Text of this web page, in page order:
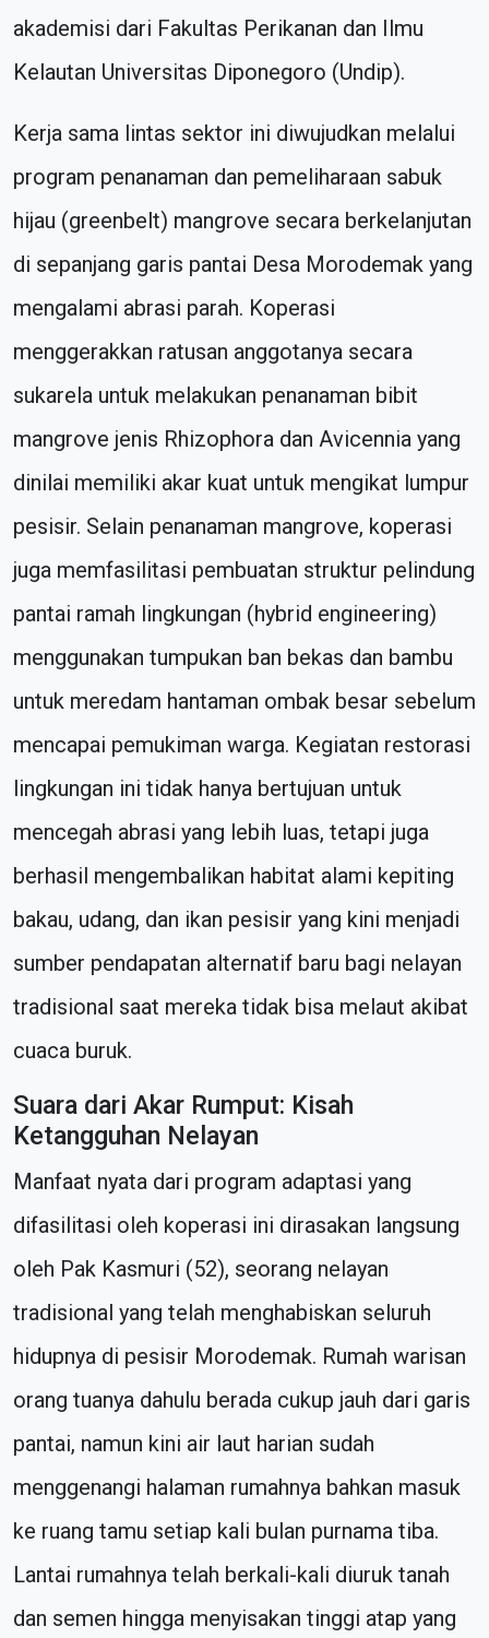
akademisi dari Fakultas Perikanan dan Ilmu
Kelautan Universitas Diponegoro (Undip).
Kerja sama lintas sektor ini diwujudkan melalui
program penanaman dan pemeliharaan sabuk
hijau (greenbelt) mangrove secara berkelanjutan
di sepanjang garis pantai Desa Morodemak yang
mengalami abrasi parah. Koperasi
menggerakkan ratusan anggotanya secara
sukarela untuk melakukan penanaman bibit
mangrove jenis Rhizophora dan Avicennia yang
dinilai memiliki akar kuat untuk mengikat lumpur
pesisir. Selain penanaman mangrove, koperasi
juga memfasilitasi pembuatan struktur pelindung
pantai ramah lingkungan (hybrid engineering)
menggunakan tumpukan ban bekas dan bambu
untuk meredam hantaman ombak besar sebelum
mencapai pemukiman warga. Kegiatan restorasi
lingkungan ini tidak hanya bertujuan untuk
mencegah abrasi yang lebih luas, tetapi juga
berhasil mengembalikan habitat alami kepiting
bakau, udang, dan ikan pesisir yang kini menjadi
sumber pendapatan alternatif baru bagi nelayan
tradisional saat mereka tidak bisa melaut akibat
cuaca buruk.
Suara dari Akar Rumput: Kisah
Ketangguhan Nelayan
Manfaat nyata dari program adaptasi yang
difasilitasi oleh koperasi ini dirasakan langsung
oleh Pak Kasmuri (52), seorang nelayan
tradisional yang telah menghabiskan seluruh
hidupnya di pesisir Morodemak. Rumah warisan
orang tuanya dahulu berada cukup jauh dari garis
pantai, namun kini air laut harian sudah
menggenangi halaman rumahnya bahkan masuk
ke ruang tamu setiap kali bulan purnama tiba.
Lantai rumahnya telah berkali-kali diuruk tanah
dan semen hingga menyisakan tinggi atap yang